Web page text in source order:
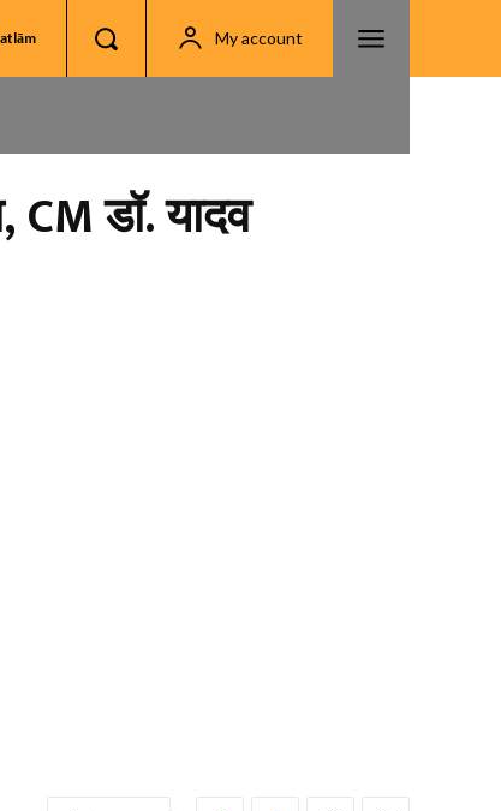
My account
डॉ. यादव